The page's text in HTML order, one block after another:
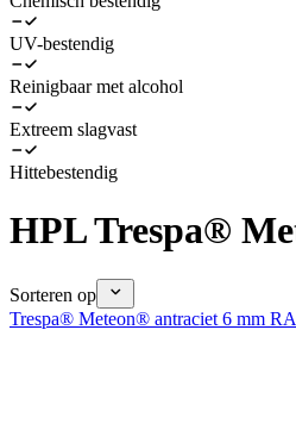
UV-bestendig
Reinigbaar met alcohol
Extreem slagvast
Hittebestendig
HPL Trespa®
Sorteren op
Trespa® Meteon® antraciet 6 mm